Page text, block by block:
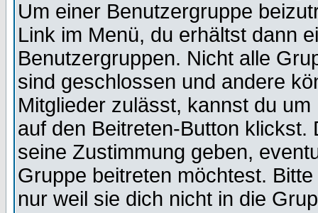
Um einer Benutzergruppe
Link im Menü, du erhältst dann
Benutzergruppen. Nicht alle
sind geschlossen und andere
Mitglieder zulässt, kannst du
auf den Beitreten-Button
seine Zustimmung geben,
Gruppe beitreten möchtest.
nur weil sie dich nicht in die